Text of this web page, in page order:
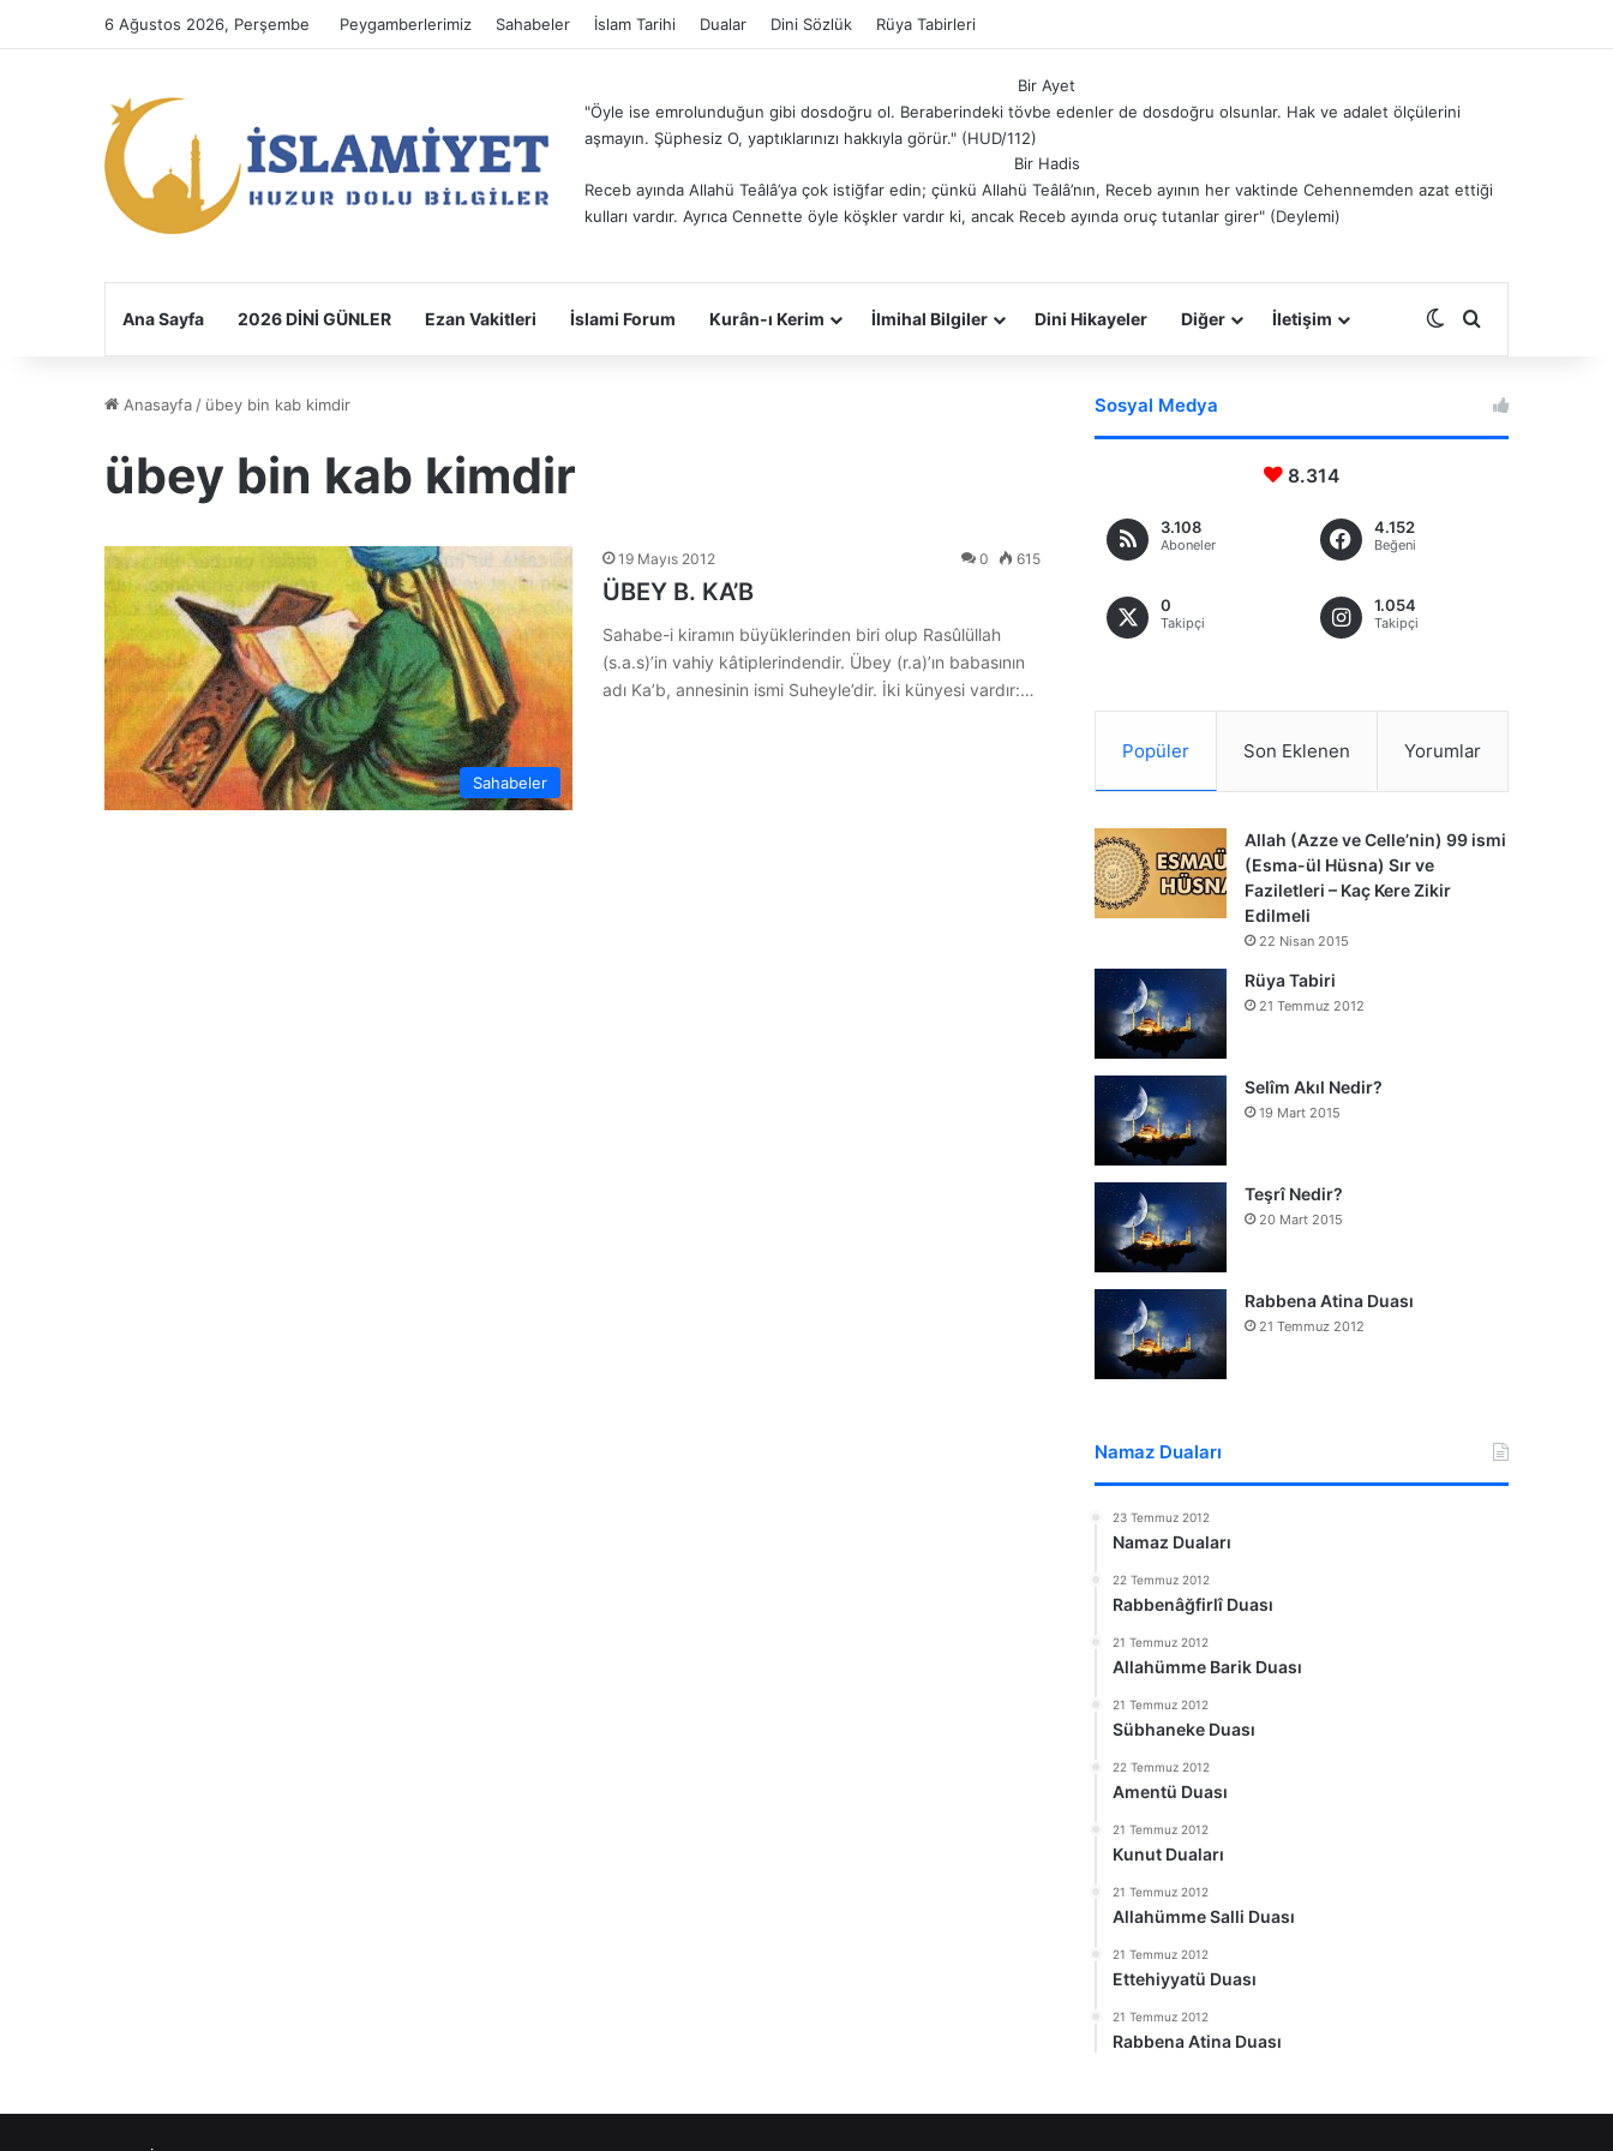
6 Ağustos 2026, Perşembe Peygamberlerimiz Sahabeler İslam Tarihi Dualar Dini Sözlük Rüya Tabirleri
Bir Ayet
"Öyle ise emrolunduğun gibi dosdoğru ol. Beraberindeki tövbe edenler de dosdoğru olsunlar. Hak ve adalet ölçülerini
aşmayın. Şüphesiz O, yaptıklarınızı hakkıyla görür." (HUD/112)
Bir Hadis
Receb ayında Allahü Teâlâ’ya çok istiğfar edin; çünkü Allahü Teâlâ’nın, Receb ayının her vaktinde Cehennemden azat ettiği
kulları vardır. Ayrıca Cennette öyle köşkler vardır ki, ancak Receb ayında oruç tutanlar girer" (Deylemi)
Ana Sayfa 2026 DİNİ GÜNLER Ezan Vakitleri İslami Forum Kurân-ı Kerim İlmihal Bilgiler Dini Hikayeler Diğer İletişim Dış görünümü
Anasayfa / übey bin kab kimdir
übey bin kab kimdir
Sahabeler
19 Mayıs 2012 0 615
ÜBEY B. KA’B
Sahabe-i kiramın büyüklerinden biri olup Rasûlüllah
(s.a.s)’in vahiy kâtiplerindendir. Übey (r.a)’ın babasının
adı Ka’b, annesinin ismi Suheyle’dir. İki künyesi vardır:…
Sosyal Medya
8.314
3.108
Aboneler
4.152
Beğeni
0
Takipçi
1.054
Takipçi
Popüler Son Eklenen Yorumlar
Allah (Azze ve Celle’nin) 99 ismi
(Esma-ül Hüsna) Sır ve
Faziletleri – Kaç Kere Zikir
Edilmeli
22 Nisan 2015
Rüya Tabiri
21 Temmuz 2012
Selîm Akıl Nedir?
19 Mart 2015
Teşrî Nedir?
20 Mart 2015
Rabbena Atina Duası
21 Temmuz 2012
Namaz Duaları
23 Temmuz 2012
Namaz Duaları
22 Temmuz 2012
Rabbenâğfirlî Duası
21 Temmuz 2012
Allahümme Barik Duası
21 Temmuz 2012
Sübhaneke Duası
22 Temmuz 2012
Amentü Duası
21 Temmuz 2012
Kunut Duaları
21 Temmuz 2012
Allahümme Salli Duası
21 Temmuz 2012
Ettehiyyatü Duası
21 Temmuz 2012
Rabbena Atina Duası